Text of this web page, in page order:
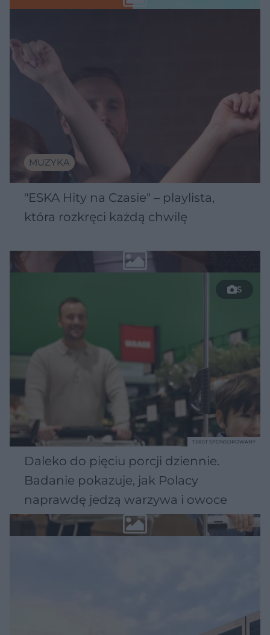
MUZYKA
"ESKA Hity na Czasie" – playlista,
która rozkręci każdą chwilę
5
Daleko do pięciu porcji dziennie.
Badanie pokazuje, jak Polacy
naprawdę jedzą warzywa i owoce
TEKST SPONSOROWANY